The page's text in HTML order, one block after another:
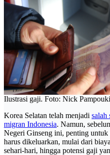
Ilustrasi gaji. Foto: Nick
Korea Selatan telah menjadi salah
migran Indonesia. Namun,
Negeri Ginseng ini, penting
harus dikeluarkan, mulai dari
sehari-hari, hingga potensi gaji